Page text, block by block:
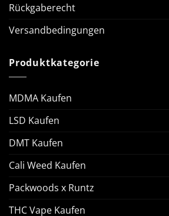
Rückgaberecht
Versandbedingungen
Produktkategorie
MDMA Kaufen
LSD Kaufen
DMT Kaufen
Cali Weed Kaufen
Packwoods x Runtz
THC Vape Kaufen